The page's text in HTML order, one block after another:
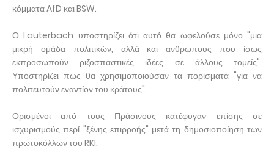
κόμματα AfD και BSW.
Ο Lauterbach υποστηρίζει ότι αυτό θα ωφελούσε μόνο "μια
μικρή ομάδα πολιτικών, αλλά και ανθρώπους που ίσως
εκπροσωπούν ριζοσπαστικές ιδέες σε άλλους τομείς".
Υποστηρίζει πως θα χρησιμοποιούσαν τα πορίσματα "για να
πολιτευτούν εναντίον του κράτους".
Ορισμένοι από τους Πράσινους κατέφυγαν επίσης σε
ισχυρισμούς περί "ξένης επιρροής" μετά τη δημοσιοποίηση των
πρωτοκόλλων του RKI.